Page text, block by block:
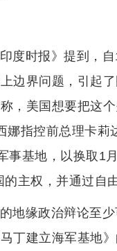
度时报》提到，
边界问题，引起
，美国想要把这
指控前总理卡
事基地，以换取1
主权，并通过自
地缘政治辩论至
丁建立海军基地